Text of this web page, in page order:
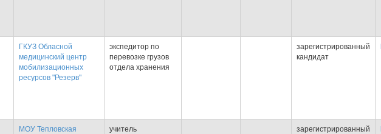
ГКУЗ Обласной
медицинский центр
мобилизационных
ресурсов "Резерв"
экспедитор по
перевозке грузов
отдела хранения
зарегистрированный
кандидат
МОУ Тепловская
учитель
зарегистрированный